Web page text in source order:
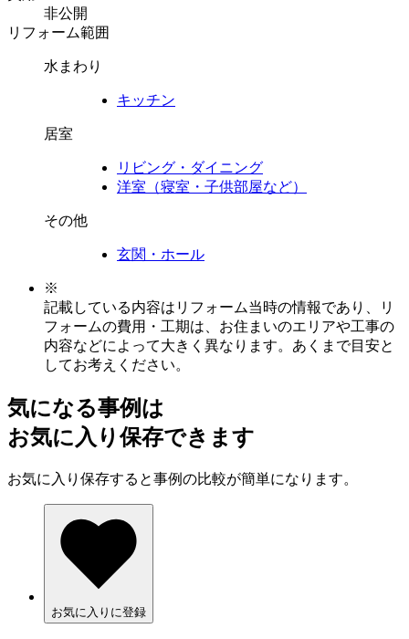
非公開
リフォーム範囲
水まわり
キッチン
居室
リビング・ダイニング
洋室（寝室・子供部屋など）
その他
玄関・ホール
※
記載している内容はリフォーム当時の情報であり、リ
フォームの費用・工期は、お住まいのエリアや工事の
内容などによって大きく異なります。あくまで目安と
してお考えください。
気になる事例は
お気に入り保存できます
お気に入り保存すると事例の比較が簡単になります。
お気に入りに登録